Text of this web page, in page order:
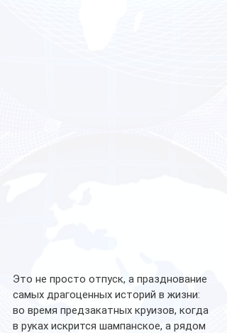
Это не просто отпуск, а празднование
самых драгоценных историй в жизни:
во время предзакатных круизов, когда
в руках искрится шампанское, а рядом